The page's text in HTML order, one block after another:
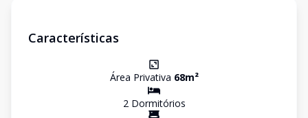
Características
Área Privativa 68m²
2Dormitórios